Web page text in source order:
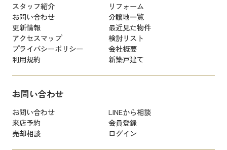
スタッフ紹介
リフォーム
お問い合わせ
分譲地一覧
更新情報
最近見た物件
アクセスマップ
検討リスト
プライバシーポリシー
会社概要
利用規約
新築戸建て
お問い合わせ
お問い合わせ
LINEから相談
来店予約
会員登録
売却相談
ログイン